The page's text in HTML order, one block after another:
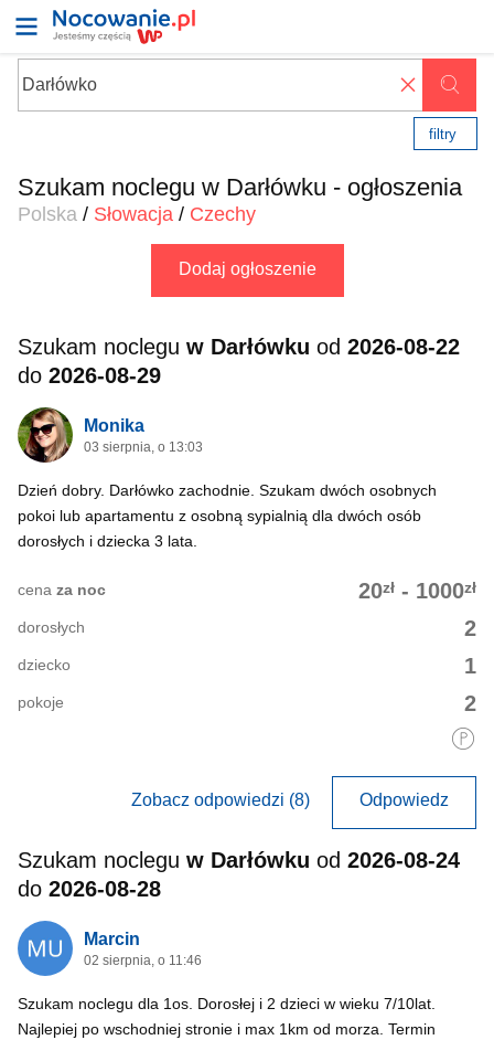
✖
filtry
Szukam noclegu w Darłówku - ogłoszenia
Polska / Słowacja / Czechy
Dodaj ogłoszenie
Szukam noclegu w Darłówku od 2026-08-22
do 2026-08-29
Monika
03 sierpnia, o 13:03
Dzień dobry. Darłówko zachodnie. Szukam dwóch osobnych
pokoi lub apartamentu z osobną sypialnią dla dwóch osób
dorosłych i dziecka 3 lata.
20zł - 1000zł
cena za noc
2
dorosłych
1
dziecko
2
pokoje
Zobacz odpowiedzi (8) Odpowiedz
Szukam noclegu w Darłówku od 2026-08-24
do 2026-08-28
Marcin
02 sierpnia, o 11:46
Szukam noclegu dla 1os. Dorosłej i 2 dzieci w wieku 7/10lat.
Najlepiej po wschodniej stronie i max 1km od morza. Termin